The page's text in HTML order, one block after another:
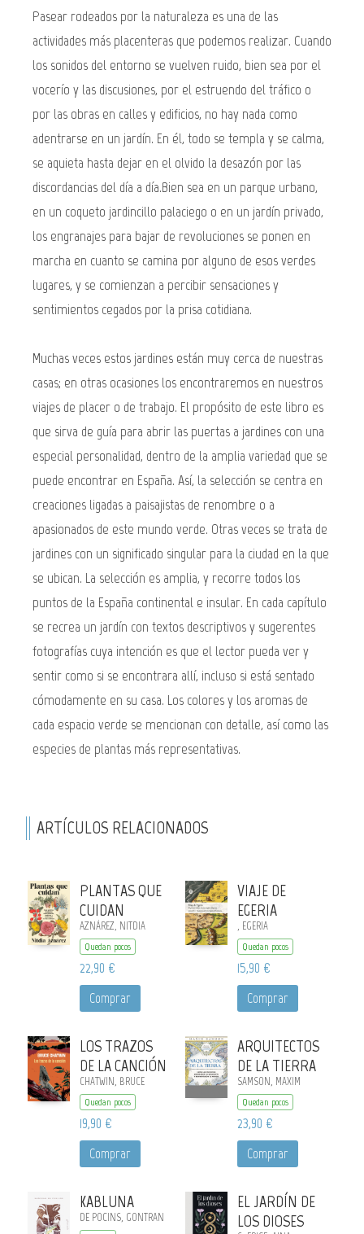
Pasear rodeados por la naturaleza es una de las
actividades más placenteras que podemos realizar. Cuando
los sonidos del entorno se vuelven ruido, bien sea por el
vocerío y las discusiones, por el estruendo del tráfico o
por las obras en calles y edificios, no hay nada como
adentrarse en un jardín. En él, todo se templa y se calma,
se aquieta hasta dejar en el olvido la desazón por las
discordancias del día a día.Bien sea en un parque urbano,
en un coqueto jardincillo palaciego o en un jardín privado,
los engranajes para bajar de revoluciones se ponen en
marcha en cuanto se camina por alguno de esos verdes
lugares, y se comienzan a percibir sensaciones y
sentimientos cegados por la prisa cotidiana.
Muchas veces estos jardines están muy cerca de nuestras
casas; en otras ocasiones los encontraremos en nuestros
viajes de placer o de trabajo. El propósito de este libro es
que sirva de guía para abrir las puertas a jardines con una
especial personalidad, dentro de la amplia variedad que se
puede encontrar en España. Así, la selección se centra en
creaciones ligadas a paisajistas de renombre o a
apasionados de este mundo verde. Otras veces se trata de
jardines con un significado singular para la ciudad en la que
se ubican. La selección es amplia, y recorre todos los
puntos de la España continental e insular. En cada capítulo
se recrea un jardín con textos descriptivos y sugerentes
fotografías cuya intención es que el lector pueda ver y
sentir como si se encontrara allí, incluso si está sentado
cómodamente en su casa. Los colores y los aromas de
cada espacio verde se mencionan con detalle, así como las
especies de plantas más representativas.
ARTÍCULOS RELACIONADOS
PLANTAS QUE
CUIDAN
AZNÁREZ, NITDIA
Quedan pocos
22,90 €
Comprar
VIAJE DE
EGERIA
, EGERIA
Quedan pocos
15,90 €
Comprar
LOS TRAZOS
DE LA CANCIÓN
CHATWIN, BRUCE
Quedan pocos
19,90 €
Comprar
ARQUITECTOS
DE LA TIERRA
SAMSON, MAXIM
Quedan pocos
23,90 €
Comprar
KABLUNA
DE POCINS, GONTRAN
EL JARDÍN DE
LOS DIOSES